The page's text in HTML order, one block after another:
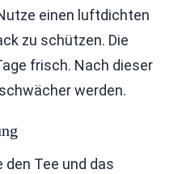
einen luftdichten
zu schützen. Die
frisch. Nach dieser
werden.
den Tee und das